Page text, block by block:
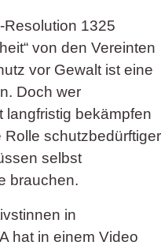
1325
von den Vereinten
vor Gewalt ist eine
Doch wer
langfristig bekämpfen
Rolle schutzbedürftiger
selbst
brauchen.
in
hat in einem Video